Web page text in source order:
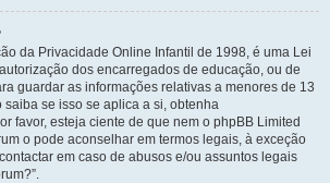
da Privacidade Online Infantil de 1998, é uma Lei
dos encarregados de educação, ou de
guardar as informações relativas a menores de 13
se isso se aplica a si, obtenha
favor, esteja ciente de que nem o phpBB Limited
o pode aconselhar em termos legais, à exceção
em caso de abusos e/ou assuntos legais